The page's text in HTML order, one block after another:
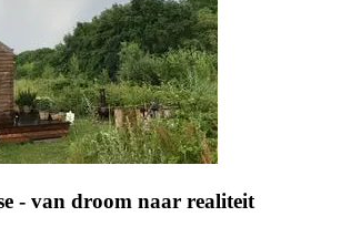
- van droom naar realiteit